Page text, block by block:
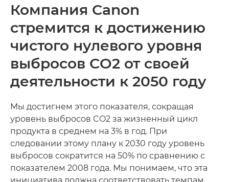
Компания Canon
стремится к достижению
чистого нулевого уровня
выбросов CO2 от своей
деятельности к 2050 году
Мы достигнем этого показателя, сокращая
уровень выбросов CO2 за жизненный цикл
продукта в среднем на 3% в год. При
следовании этому плану к 2030 году уровень
выбросов сократится на 50% по сравнению с
показателем 2008 года. Мы понимаем, что эта